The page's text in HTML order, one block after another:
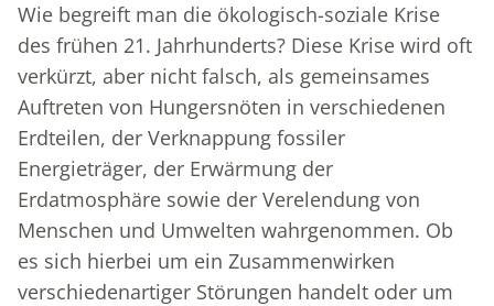
Wie begreift man die ökologisch-soziale Krise
des frühen 21. Jahrhunderts? Diese Krise wird oft
verkürzt, aber nicht falsch, als gemeinsames
Auftreten von Hungersnöten in verschiedenen
Erdteilen, der Verknappung fossiler
Energieträger, der Erwärmung der
Erdatmosphäre sowie der Verelendung von
Menschen und Umwelten wahrgenommen. Ob
es sich hierbei um ein Zusammenwirken
verschiedenartiger Störungen handelt oder um